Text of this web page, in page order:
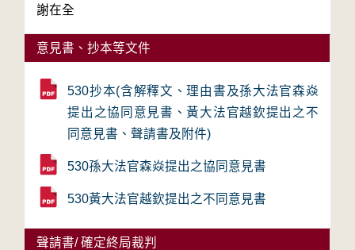
謝在全
意見書、抄本等文件
530抄本(含解釋文、理由書及孫大法官森焱
提出之協同意見書、黃大法官越欽提出之不
同意見書、聲請書及附件)
530孫大法官森焱提出之協同意見書
530黃大法官越欽提出之不同意見書
聲請書/ 確定終局裁判